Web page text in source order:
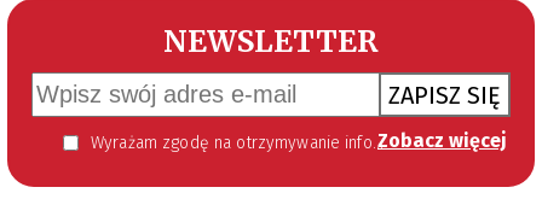
NEWSLETTER
ZAPISZ SIĘ
Wyrażam zgodę na otrzymywanie informacji handlowej kierowanej do mnie za pomocą środków komunikacji elektronicznej w szczególności poczty elektronicznej zgodnie z przepisem art. 10 ust 2 ustawy z dnia 18 lipca 2002 roku o świadczeniu usług drogą elektroniczną (Dz. U. 144 z 2002 r. poz. 1204). Zgoda jest dobrowolna, jednak jej wyrażenie jest konieczne, aby otrzymywać newsletter. Zobacz więcej